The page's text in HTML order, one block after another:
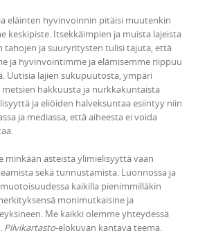
eläinten hyvinvoinnin pitäisi muutenkin
keskipiste. Itsekkäimpien ja muista lajeista
ja suuryritysten tulisi tajuta, että
ja hyvinvointimme ja elämisemme riippuu
Uutisia lajien sukupuutosta, ympäri
hakkuusta ja nurkkakuntaista
ja eliöiden halveksuntaa esiintyy niin
ja mediassa, että aiheesta ei voida
minkään asteista ylimielisyyttä vaan
sekä tunnustamista. Luonnossa ja
kaikilla pienimmilläkin
monimutkaisine ja
Me kaikki olemme yhteydessä
Pilvikartasto-elokuvan kantava teema.